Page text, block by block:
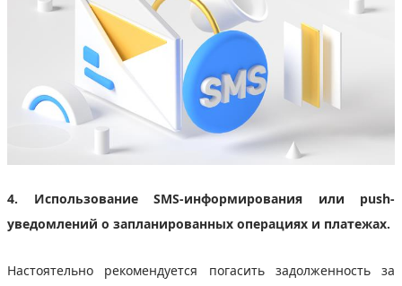
4. Использование SMS-информирования или push-
уведомлений о запланированных операциях и платежах.
Настоятельно рекомендуется погасить задолженность за